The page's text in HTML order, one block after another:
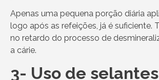
Apenas uma pequena porção diária
logo após as refeições, já é suficiente.
no retardo do processo de
a cárie.
3- Uso de